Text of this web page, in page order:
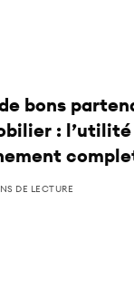
bons
: l’utilité
DE LECTURE